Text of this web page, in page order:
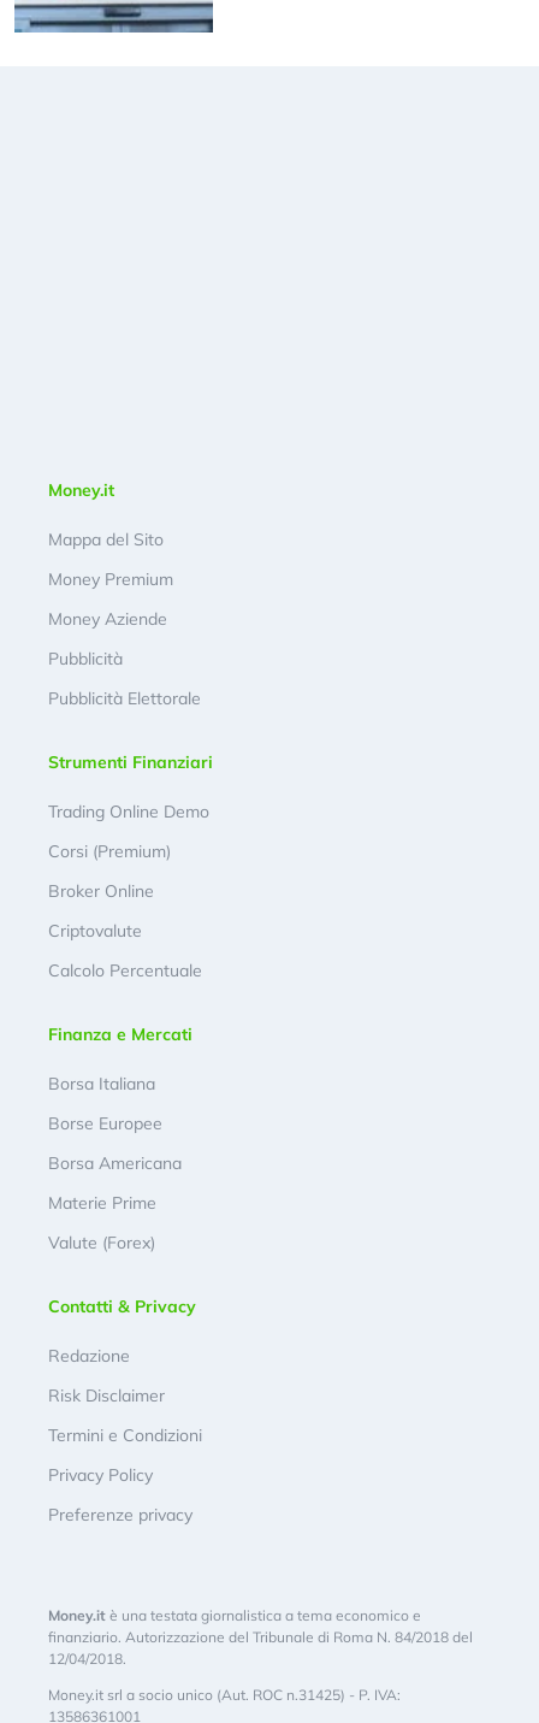
Money.it
Mappa del Sito
Money Premium
Money Aziende
Pubblicità
Pubblicità Elettorale
Strumenti Finanziari
Trading Online Demo
Corsi (Premium)
Broker Online
Criptovalute
Calcolo Percentuale
Finanza e Mercati
Borsa Italiana
Borse Europee
Borsa Americana
Materie Prime
Valute (Forex)
Contatti & Privacy
Redazione
Risk Disclaimer
Termini e Condizioni
Privacy Policy
Preferenze privacy
Money.it è una testata giornalistica a tema economico e
finanziario. Autorizzazione del Tribunale di Roma N. 84/2018 del
12/04/2018.
Money.it srl a socio unico (Aut. ROC n.31425) - P. IVA:
13586361001